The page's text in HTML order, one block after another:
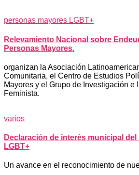
personas mayores LGBT+
Relevamiento Nacional sobre
Personas Mayores.
organizan la Asociación
Comunitaria, el Centro de Estudios
Mayores y el Grupo de Investigación e
Feminista.
varios
Declaración de interés municipal del
LGBT+
Un avance en el reconocimiento de